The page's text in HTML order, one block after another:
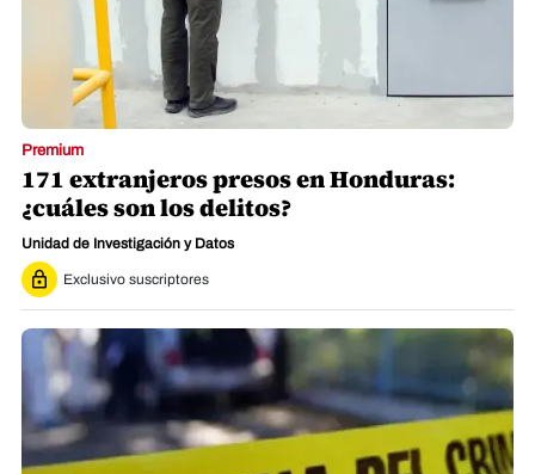
Premium
171 extranjeros presos en Honduras:
¿cuáles son los delitos?
Unidad de Investigación y Datos
Exclusivo suscriptores